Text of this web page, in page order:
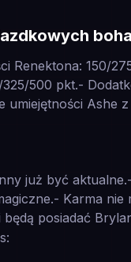
Renektona: 150/
500 pkt.-
umiejętności Ashe
już być
Karma
posiadać